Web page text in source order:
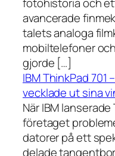
avancerade
talets analoga
mobiltelefoner
gjorde […]
IBM ThinkPad 701
vecklade ut sina
När IBM
företaget
datorer på ett
delade